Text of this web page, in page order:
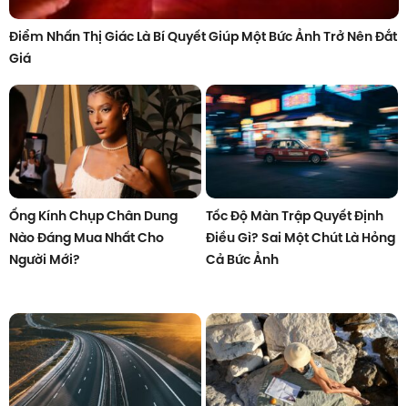
Điểm Nhấn Thị Giác Là Bí Quyết Giúp Một Bức Ảnh Trở Nên Đắt
Giá
Ống Kính Chụp Chân Dung
Nào Đáng Mua Nhất Cho
Người Mới?
Tốc Độ Màn Trập Quyết Định
Điều Gì? Sai Một Chút Là Hỏng
Cả Bức Ảnh